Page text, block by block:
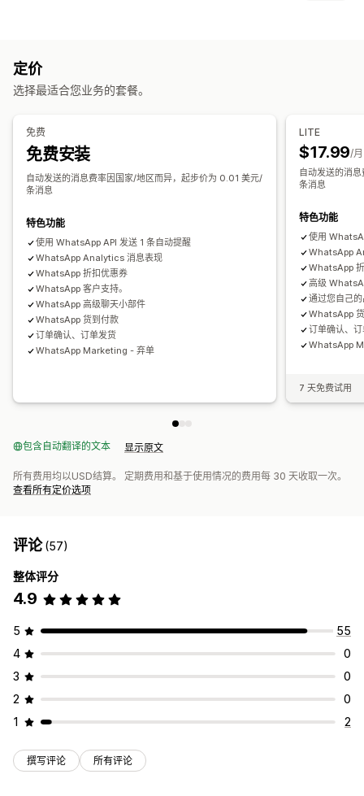
展示选项
自定义品牌营销 自定义折扣码
问卷调查
自定义
颜色和字体
聊天按钮
定价
选择最适合您业务的套餐。
免费
免费安装
自动发送的消息费率因国家/地区而异，起步价为 0.01 美元/
条消息
特色功能
使用 WhatsApp API 发送 1 条自动提醒
WhatsApp Analytics 消息表现
WhatsApp 折扣优惠券
WhatsApp 客户支持。
WhatsApp 高级聊天小部件
WhatsApp 货到付款
订单确认、订单发货
WhatsApp Marketing - 弃单
LITE
$17.99/月
自动发送的消
条消息
特色功能
使用
WhatsApp
WhatsApp
高级
通过您自己
WhatsApp
订单确认、
WhatsApp
7 天免费试用
包含自动翻译的文本 显示原文
所有费用均以USD结算。 定期费用和基于使用情况的费用每 30 天收取一次。
查看所有定价选项
评论(57)
整体评分
4.9
5
55
4
0
3
0
2
0
1
2
撰写评论 所有评论